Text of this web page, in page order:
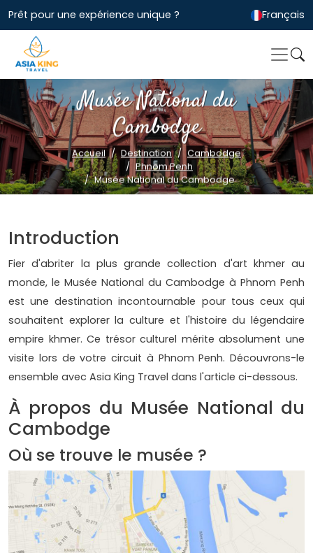
Prêt pour une expérience unique ? Français
Musée National du
Cambodge
Accueil Destination
Cambodge
Phnom Penh
Musée National du Cambodge
Introduction
Fier d'abriter la plus grande collection d'art khmer au
monde, le Musée National du Cambodge à Phnom Penh
est une destination incontournable pour tous ceux qui
souhaitent explorer la culture et l'histoire du légendaire
empire khmer. Ce trésor culturel mérite absolument une
visite lors de votre circuit à Phnom Penh. Découvrons-le
ensemble avec Asia King Travel dans l'article ci-dessous.
À propos du Musée National du
Cambodge
Où se trouve le musée ?